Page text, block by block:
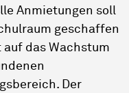
Anmietungen soll
geschaffen
das Wachstum
Der